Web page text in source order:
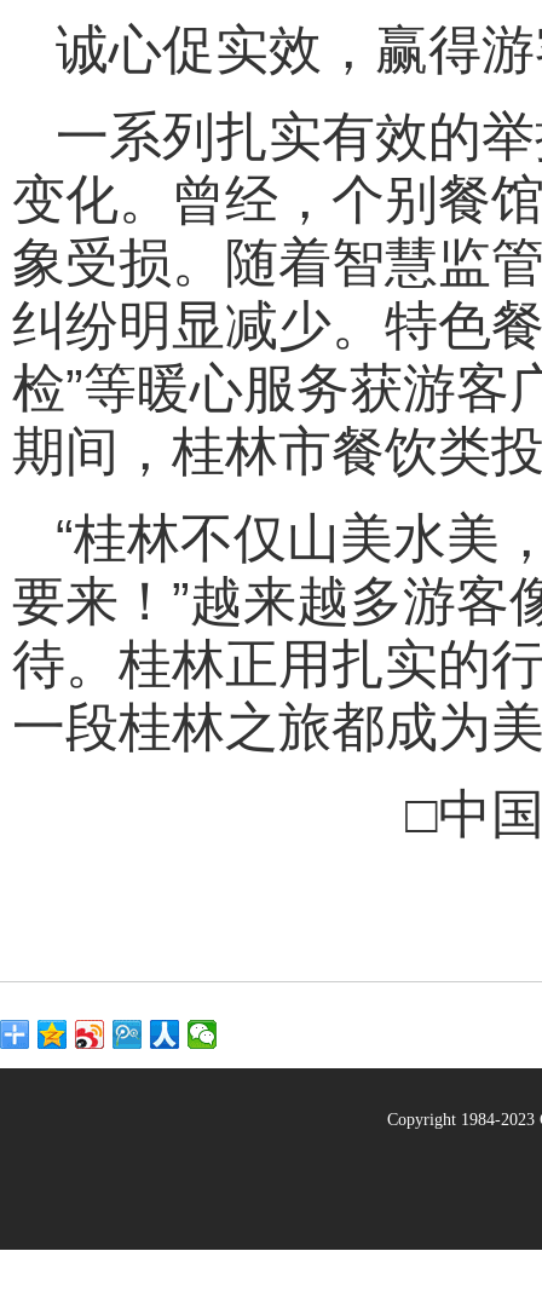
诚心促实效，赢得
一系列扎实有效的
变化。曾经，个别餐
象受损。随着智慧监
纠纷明显减少。特色
检”等暖心服务获游客
期间，桂林市餐饮类
“桂林不仅山美水美
要来！”越来越多游客
待。桂林正用扎实的
一段桂林之旅都成为
□中
Copyright 1984-